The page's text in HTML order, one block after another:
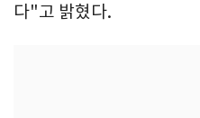
다"고 밝혔다.